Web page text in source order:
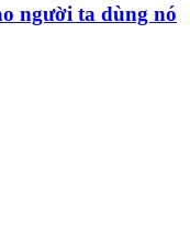
người ta dùng nó